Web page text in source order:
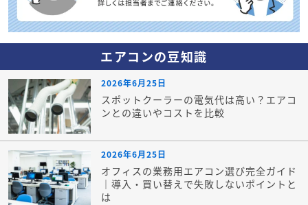
エアコンの豆知識
2026年6月25日
スポットクーラーの電気代は高い？エアコ
ンとの違いやコストを比較
2026年6月25日
オフィスの業務用エアコン選び完全ガイド
｜導入・買い替えで失敗しないポイントと
は